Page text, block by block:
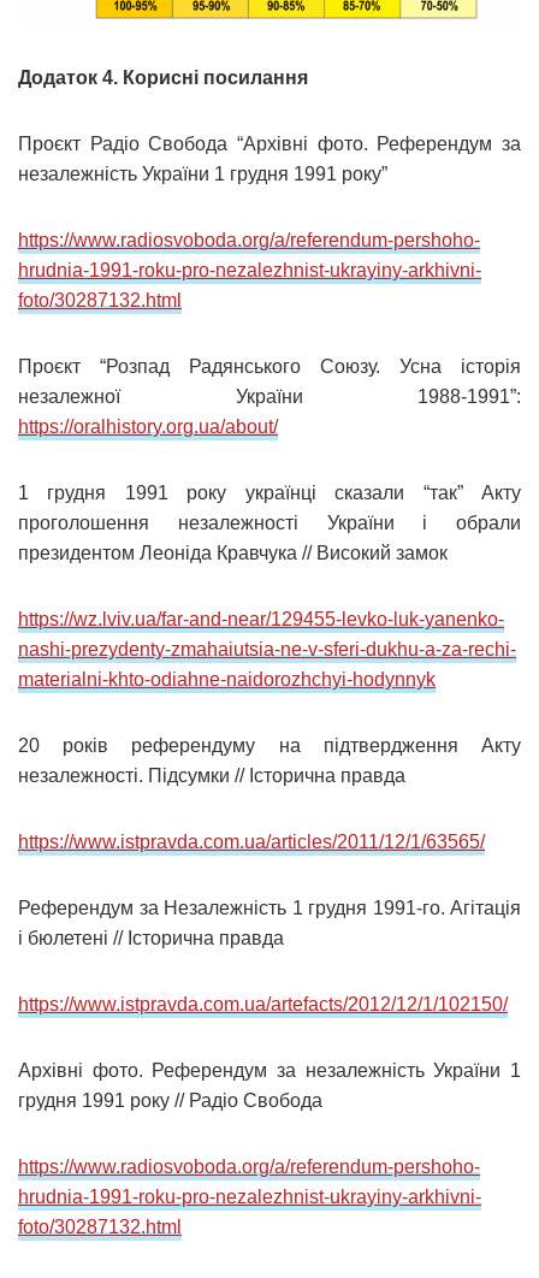
Додаток 4. Корисні посилання
Проєкт Радіо Свобода “Архівні фото. Референдум за
незалежність України 1 грудня 1991 року”
https://www.radiosvoboda.org/a/referendum-pershoho-
hrudnia-1991-roku-pro-nezalezhnist-ukrayiny-arkhivni-
foto/30287132.html
Проєкт “Розпад Радянського Союзу. Усна історія
незалежної України 1988-1991”:
https://oralhistory.org.ua/about/
1 грудня 1991 року українці сказали “так” Акту
проголошення незалежності України і обрали
президентом Леоніда Кравчука // Високий замок
https://wz.lviv.ua/far-and-near/129455-levko-luk-yanenko-
nashi-prezydenty-zmahaiutsia-ne-v-sferi-dukhu-a-za-rechi-
materialni-khto-odiahne-naidorozhchyi-hodynnyk
20 років референдуму на підтвердження Акту
незалежності. Підсумки // Історична правда
https://www.istpravda.com.ua/articles/2011/12/1/63565/
Референдум за Незалежність 1 грудня 1991-го. Агітація
і бюлетені // Історична правда
https://www.istpravda.com.ua/artefacts/2012/12/1/102150/
Архівні фото. Референдум за незалежність України 1
грудня 1991 року // Радіо Свобода
https://www.radiosvoboda.org/a/referendum-pershoho-
hrudnia-1991-roku-pro-nezalezhnist-ukrayiny-arkhivni-
foto/30287132.html